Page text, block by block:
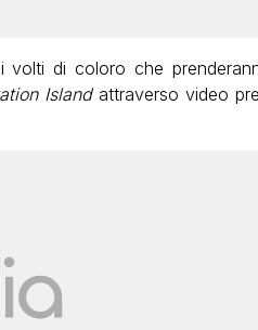
volti di coloro che
Islandattraverso video